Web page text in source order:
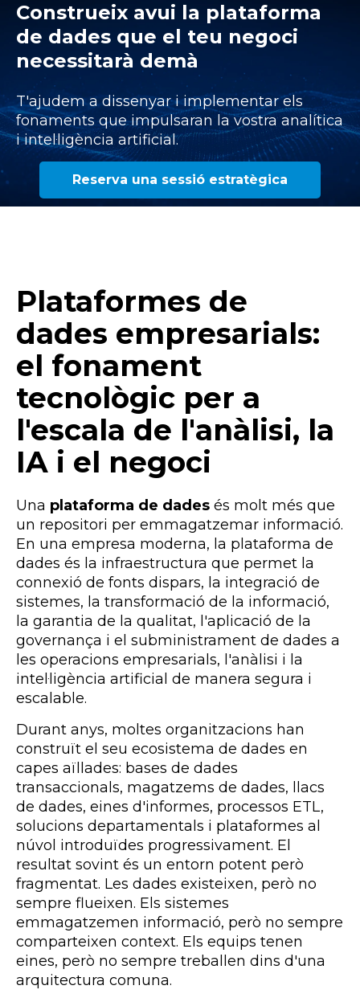
Construeix avui la plataforma
de dades que el teu negoci
necessitarà demà
T'ajudem a dissenyar i implementar els
fonaments que impulsaran la vostra analítica
i intel·ligència artificial.
Reserva una sessió estratègica
Plataformes de
dades empresarials:
el fonament
tecnològic per a
l'escala de l'anàlisi, la
IA i el negoci
Una plataforma de dades és molt més que
un repositori per emmagatzemar informació.
En una empresa moderna, la plataforma de
dades és la infraestructura que permet la
connexió de fonts dispars, la integració de
sistemes, la transformació de la informació,
la garantia de la qualitat, l'aplicació de la
governança i el subministrament de dades a
les operacions empresarials, l'anàlisi i la
intel·ligència artificial de manera segura i
escalable.
Durant anys, moltes organitzacions han
construït el seu ecosistema de dades en
capes aïllades: bases de dades
transaccionals, magatzems de dades, llacs
de dades, eines d'informes, processos ETL,
solucions departamentals i plataformes al
núvol introduïdes progressivament. El
resultat sovint és un entorn potent però
fragmentat. Les dades existeixen, però no
sempre flueixen. Els sistemes
emmagatzemen informació, però no sempre
comparteixen context. Els equips tenen
eines, però no sempre treballen dins d'una
arquitectura comuna.